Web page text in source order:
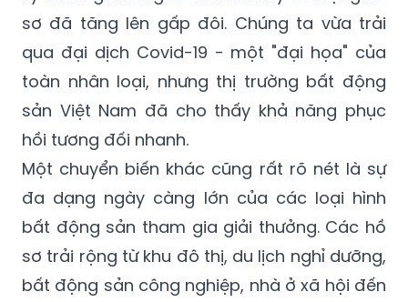
sơ đã tăng lên gấp đôi. Chúng ta vừa trải
qua đại dịch Covid-19 - một "đại họa" của
toàn nhân loại, nhưng thị trường bất động
sản Việt Nam đã cho thấy khả năng phục
hồi tương đối nhanh.
Một chuyển biến khác cũng rất rõ nét là sự
đa dạng ngày càng lớn của các loại hình
bất động sản tham gia giải thưởng. Các hồ
sơ trải rộng từ khu đô thị, du lịch nghỉ dưỡng,
bất động sản công nghiệp, nhà ở xã hội đến